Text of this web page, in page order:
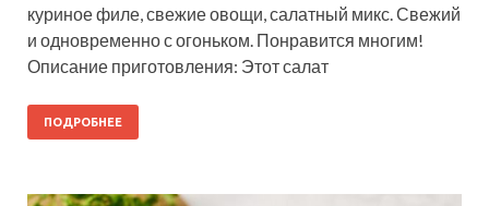
куриное филе, свежие овощи, салатный микс. Свежий
и одновременно с огоньком. Понравится многим!
Описание приготовления: Этот салат
ПОДРОБНЕЕ